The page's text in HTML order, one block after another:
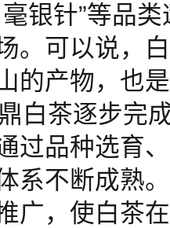
银针”等品
。可以说，
的产物，也
白茶逐步完
过品种选育
系不断成熟
广，使白茶